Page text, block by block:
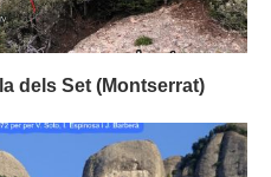
dels Set (Montserrat)